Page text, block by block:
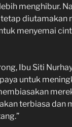
menghibur.
diutamakan
menyemai
Ibu Siti
untuk
terbiasa dan